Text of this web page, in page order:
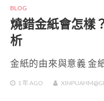
BLOG
燒錯金紙會怎樣
析
金紙的由來與意義 金
1 年 AGO